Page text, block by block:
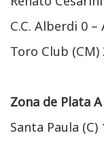
C.C. Alberdi 0 –
Toro Club
Zona de Plata A
Santa Paula